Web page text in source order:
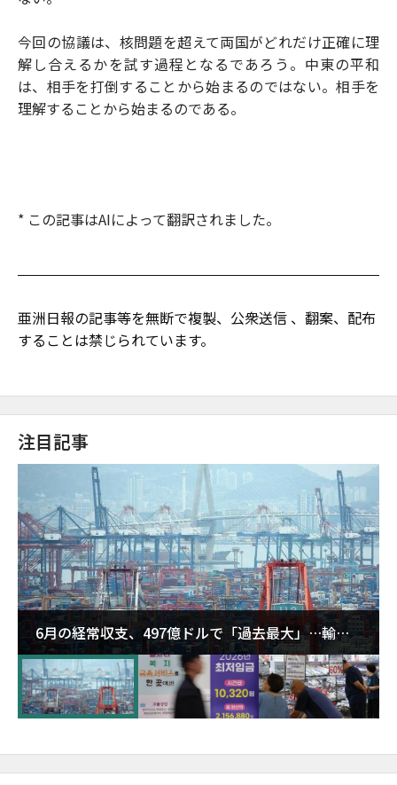
今回の協議は、核問題を超えて両国がどれだけ正確に理
解し合えるかを試す過程となるであろう。中東の平和
は、相手を打倒することから始まるのではない。相手を
理解することから始まるのである。
* この記事はAIによって翻訳されました。
亜洲日報の記事等を無断で複製、公衆送信 、翻案、配布
することは禁じられています。
注目記事
6月の経常収支、497億ドルで「過去最大」…輸出
が初の1000億ドル突破